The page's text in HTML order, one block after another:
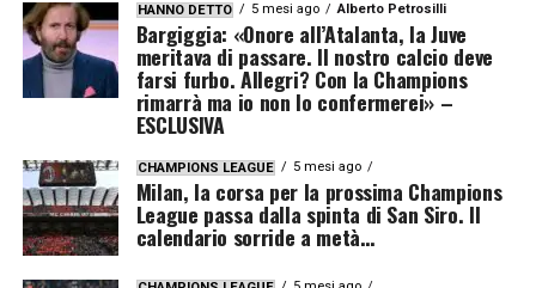
HANNO DETTO 5 mesi ago Alberto Petrosilli
Bargiggia: «Onore all’Atalanta, la Juve
meritava di passare. Il nostro calcio deve
farsi furbo. Allegri? Con la Champions
rimarrà ma io non lo confermerei» –
ESCLUSIVA
CHAMPIONS LEAGUE 5 mesi ago
Milan, la corsa per la prossima Champions
League passa dalla spinta di San Siro. Il
calendario sorride a metà…